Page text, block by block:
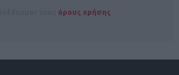
όρους χρήσης